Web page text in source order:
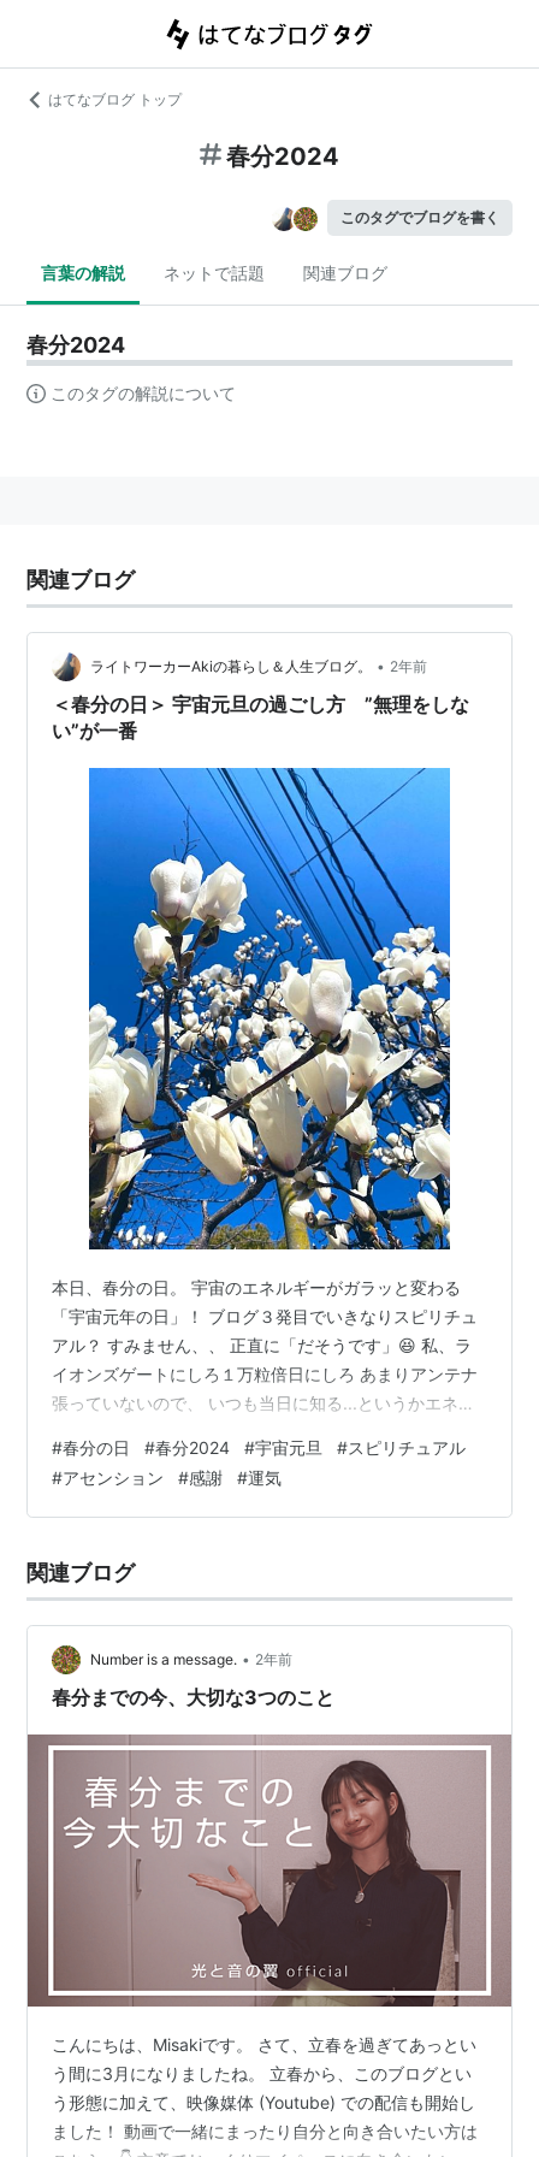
はてなブログ トップ
春分2024
このタグでブログを書く
言葉の解説 ネットで話題 関連ブログ
春分2024
このタグの解説について
関連ブログ
ライトワーカーAkiの暮らし＆人生ブログ。 • 2年前
＜春分の日＞ 宇宙元旦の過ごし方 ”無理をしな
い”が一番
本日、春分の日。 宇宙のエネルギーがガラッと変わる
「宇宙元年の日」！ ブログ３発目でいきなりスピリチュ
アル？ すみません、、 正直に「だそうです」😆 私、ラ
イオンズゲートにしろ１万粒倍日にしろ あまりアンテナ
張っていないので、 いつも当日に知る...というかエネル
ら「春分の日」は昼と夜の長さがほぼ同じになる。 と同
時に天体が変わる時でもあり、12星座中のトップバッタ
ー牡羊座の領域に太陽が入る。宇宙空間の1年はこの日
ード感だそうです。 うん、そう言われるとわかる気がす
る！！ 今日夕方からゴ…
#春分の日 #春分2024 #宇宙元旦 #スピリチュアル
#アセンション #感謝 #運気
関連ブログ
Number is a message. • 2年前
春分までの今、大切な3つのこと
こんにちは、Misakiです。 さて、立春を過ぎてあっとい
う間に3月になりましたね。 立春から、このブログとい
う形態に加えて、映像媒体 (Youtube) での配信も開始し
ました！ 動画で一緒にまったり自分と向き合いたい方は